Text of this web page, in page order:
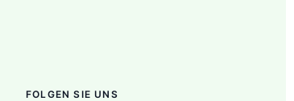
FOLGEN SIE UNS